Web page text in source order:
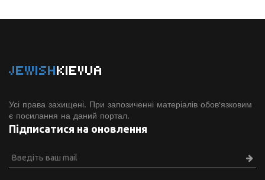
JEWISHKIEVUA
Усі права захищені. При запозиченні матеріалів обов'язковим
є посилання на даний портал.
Підписатися на оновлення